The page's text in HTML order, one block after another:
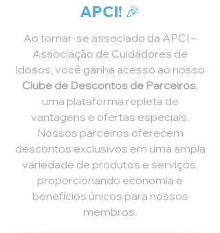
APCI! 🎉
Ao tornar-se associado da APCI –
Associação de Cuidadores de
Idosos, você ganha acesso ao nosso
Clube de Descontos de Parceiros,
uma plataforma repleta de
vantagens e ofertas especiais.
Nossos parceiros oferecem
descontos exclusivos em uma ampla
variedade de produtos e serviços,
proporcionando economia e
benefícios únicos para nossos
membros.